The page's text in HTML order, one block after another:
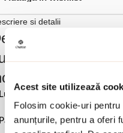
Acest site utilizează
Folosim cookie-uri
anunțurile, pentru a oferi
si detalii
aur de 18K cu
Desmos:
6.4 cm.
bijuteria in ambalajul